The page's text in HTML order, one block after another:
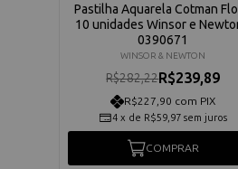
Pastilha Aquarela Cotman
10 unidades Winsor e
0390671
WINSOR & NEWTON
R$282,22R$239,89
R$227,90 com PIX
4 x de R$59,97 sem juros
COMPRAR